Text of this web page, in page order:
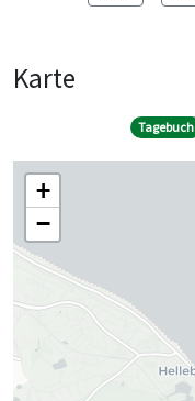
Karte
Tagebuch
+
−